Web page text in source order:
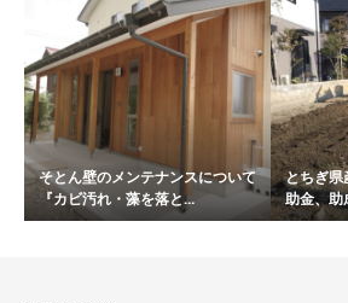
そとん壁のメンテナンスについて
『カビ汚れ・藻を落と...
とちぎ県
助金、助